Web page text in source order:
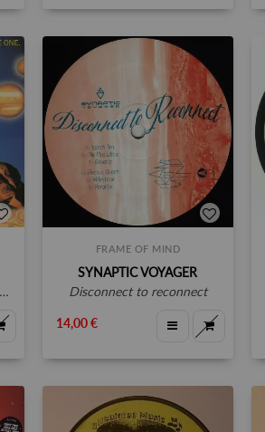
FRAME OF MIND
SYNAPTIC VOYAGER
disconnect to reconnect
14,00 €